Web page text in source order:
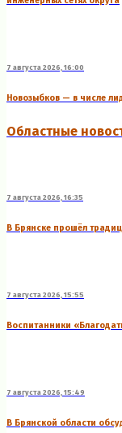
7 августа 2026, 16:00
Новозыбков — в числе
Областные
7 августа 2026, 16:35
В Брянске прошёл
7 августа 2026, 15:55
Воспитанники
7 августа 2026, 15:49
В Брянской области